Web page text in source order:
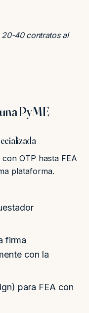
20-40 contratos al
PyME
OTP hasta FEA
plataforma.
firma
con la
para FEA con